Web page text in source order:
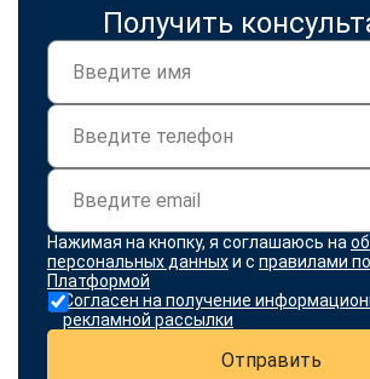
Получить
Нажимая на кнопку, я соглашаюсь на
персональных данныхи с правилами
Платформой
Согласен на получение
рекламной рассылки
Отправить